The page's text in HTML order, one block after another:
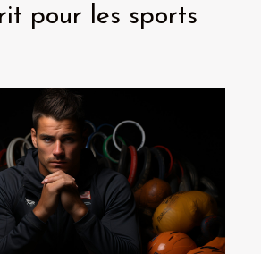
pour les sports